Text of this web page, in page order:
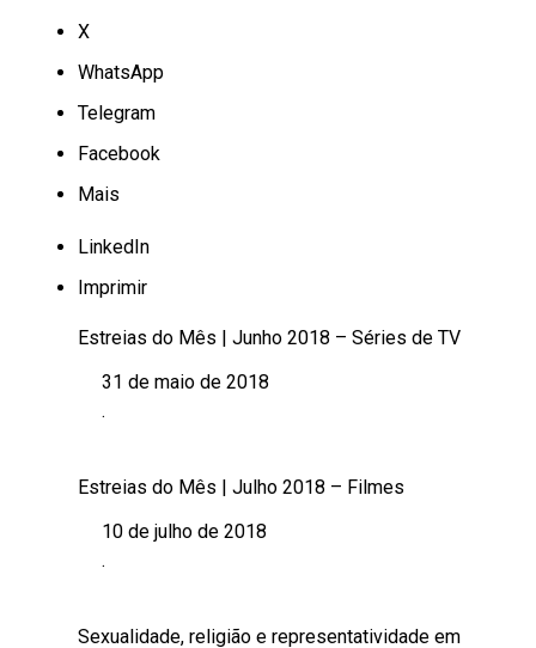
X
WhatsApp
Telegram
Facebook
Mais
LinkedIn
Imprimir
Estreias do Mês | Junho 2018 – Séries de TV
Data
31 de maio de 2018
Em relação a
.
Estreias do Mês | Julho 2018 – Filmes
Data10 de julho de 2018
Em relação a
.
Sexualidade, religião e representatividade em